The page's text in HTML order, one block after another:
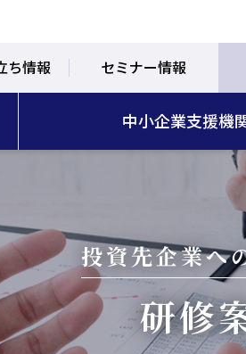
ち情報 セミナー情報
中小企業支援機
投資先企業へ
研修